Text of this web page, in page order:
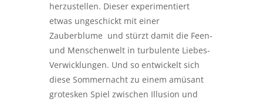
herzustellen. Dieser experimentiert
etwas ungeschickt mit einer
Zauberblume und stürzt damit die Feen-
und Menschenwelt in turbulente Liebes-
Verwicklungen. Und so entwickelt sich
diese Sommernacht zu einem amüsant
grotesken Spiel zwischen Illusion und